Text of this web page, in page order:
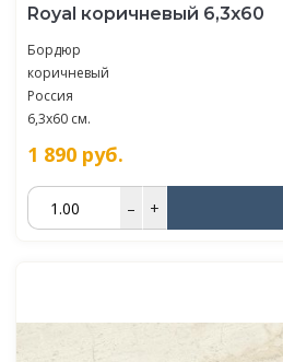
Royal коричневый 6,3х60
Бордюр
коричневый
Россия
6,3x60 см.
1 890 руб.
– +